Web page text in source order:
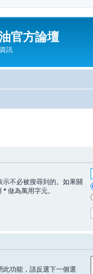
官方論壇
訊
示不必被搜尋到的。如果關
* 做為萬用字元。
功能，請反選下一個選